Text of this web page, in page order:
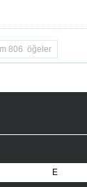
806 öğeler